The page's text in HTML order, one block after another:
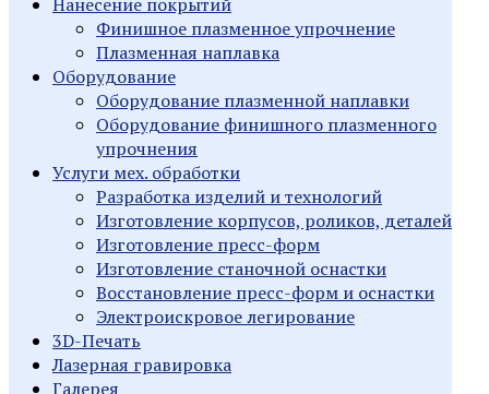
Финишное плазменное упрочнение
Плазменная наплавка
Оборудование
Оборудование плазменной наплавки
Оборудование финишного плазменного
упрочнения
Услуги мех. обработки
Разработка изделий и технологий
Изготовление корпусов, роликов, деталей
Изготовление пресс-форм
Изготовление станочной оснастки
Восстановление пресс-форм и оснастки
Электроискровое легирование
3D-Печать
Лазерная гравировка
Галерея